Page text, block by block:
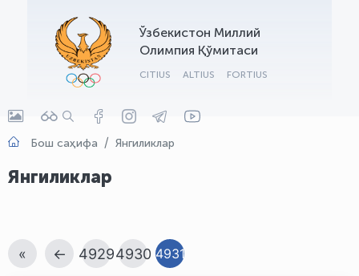
Ўзбекистон Миллий
Олимпия Қўмитаси
CITIUS ALTIUS FORTIUS
Бош саҳифа Янгиликлар
Янгиликлар
« ← 49294930 4931
OLYMPCHIK AI - yordamchi
Онлайн · olympic.uz